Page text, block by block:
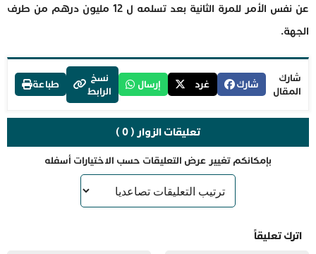
عن نفس الأمر للمرة الثانية بعد تسلمه ل 12 مليون درهم من طرف
الجهة.
شارك
المقال
شارك غرد إرسال
نسخ
الرابط
طباعة
تعليقات الزوار ( 0 )
بإمكانكم تغيير عرض التعليقات حسب الاختيارات أسفله
اترك تعليقاً